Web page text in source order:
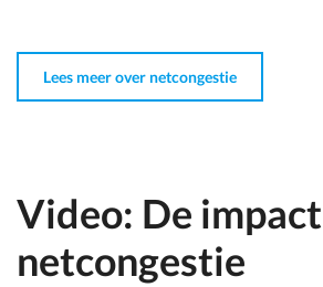
Lees meer over netcongestie
Video: De
netcongestie